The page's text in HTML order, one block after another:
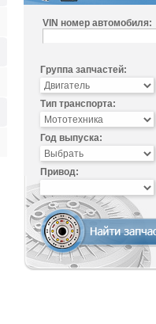
VIN номер автомобиля:
Группа запчастей:
Тип транспорта:
Год выпуска:
Привод: